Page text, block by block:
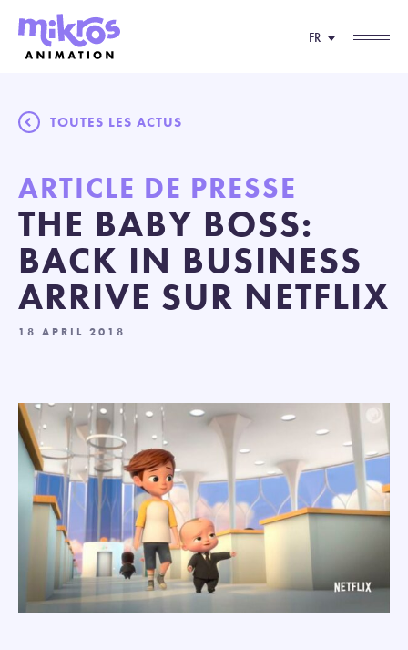
FR
TOUTES LES ACTUS
ARTICLE DE PRESSE
THE BABY BOSS:
BACK IN BUSINESS
ARRIVE SUR NETFLIX
18 APRIL 2018